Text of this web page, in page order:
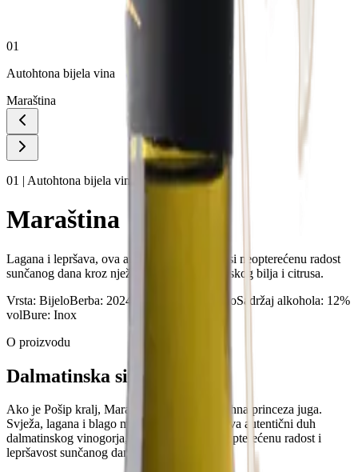
01
Autohtona bijela vina
Maraština
01 | Autohtona bijela vina
Maraština
Lagana i lepršava, ova autohtona sorta donosi neopterećenu radost
sunčanog dana kroz nježne mirise mediteranskog bilja i citrusa.
Vrsta: BijeloBerba: 2024 SuhoSadržaj alkohola: 12%
volBure: Inox
O proizvodu
Dalmatinska sirena
​Ako je Pošip kralj, Maraština je vesela i živahna princeza juga.
Svježa, lagana i blago mirisna, ona u sebi čuva autentični duh
dalmatinskog vinogorja, donoseći u čašu neopterećenu radost i
lepršavost sunčanog dana.